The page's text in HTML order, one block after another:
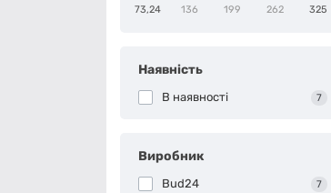
73,24 136 199 262 325
Наявність
В наявності 7
Виробник
Bud24 7